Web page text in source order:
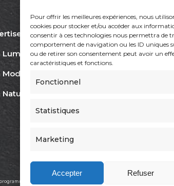
Pour offrir les meilleures expériences, nous
cookies pour stocker et/ou accéder aux
consentir à ces technologies nous permettra de
comportement de navigation ou les ID uniques
ou de retirer son consentement peut avoir un
caractéristiques et fonctions.
Fonctionnel
Statistiques
Marketing
Accepter Refuser
Lumina
FEDER-